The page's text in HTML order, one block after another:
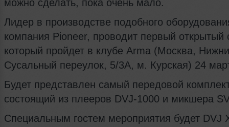
можно сделать, пока очень мало.
Лидер в производстве подобного
компания Pioneer, проводит первый открытый
который пройдет в клубе Arma (Mocква,
Сусальный переулок, 5/3А, м. Курская) 24
Будет представлен самый передовой
состоящий из плееров DVJ-1000 и микшера
Специальным гостем мероприятия будет DVJ